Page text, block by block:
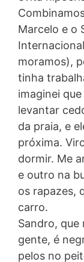
Marcelo e o
moramos),
tinha
imaginei
levantar
da praia, e
próxima.
dormir. Me
e outro na
os rapazes,
carro.
Sandro, que
gente, é
pelos no